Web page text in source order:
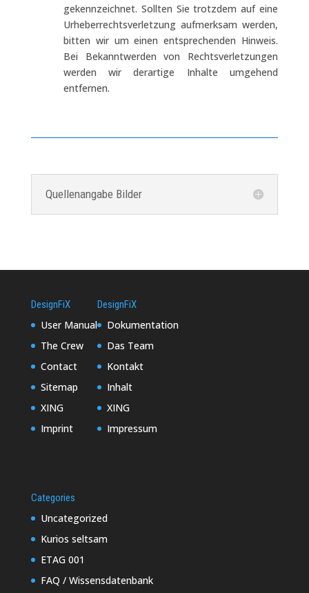
gekennzeichnet. Sollten Sie trotzdem auf eine
Urheberrechtsverletzung aufmerksam werden,
bitten wir um einen entsprechenden Hinweis.
Bei Bekanntwerden von Rechtsverletzungen
werden wir derartige Inhalte umgehend
entfernen.
Quellenangabe Bilder
DesignFiX
User Manual
The Crew
Contact
Sitemap
XING
Imprint
DesignFiX
Dokumentation
Das Team
Kontakt
Inhalt
XING
Impressum
Categories
Uncategorized
Kurios seltsam
ETAG 001
FAQ / Wissensdatenbank